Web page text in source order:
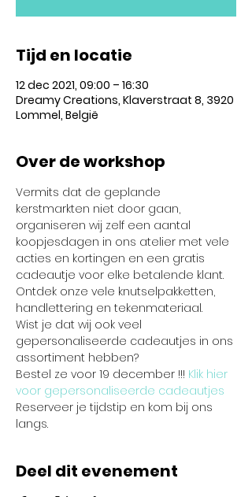
Tijd en locatie
12 dec 2021, 09:00 – 16:30
Dreamy Creations, Klaverstraat 8, 3920
Lommel, België
Over de workshop
Vermits dat de geplande
kerstmarkten niet door gaan,
organiseren wij zelf een aantal
koopjesdagen in ons atelier met vele
acties en kortingen en een gratis
cadeautje voor elke betalende klant.
Ontdek onze vele knutselpakketten,
handlettering en tekenmateriaal.
Wist je dat wij ook veel
gepersonaliseerde cadeautjes in ons
assortiment hebben?
Bestel ze voor 19 december !!! Klik hier
voor gepersonaliseerde cadeautjes
Reserveer je tijdstip en kom bij ons
langs.
Deel dit evenement